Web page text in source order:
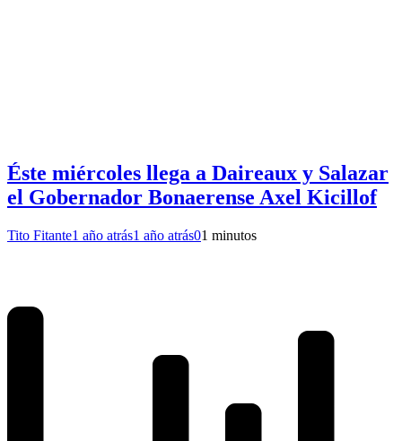
Éste miércoles llega a Daireaux y Salazar
el Gobernador Bonaerense Axel Kicillof
Tito Fitante1 año atrás1 año atrás01 minutos